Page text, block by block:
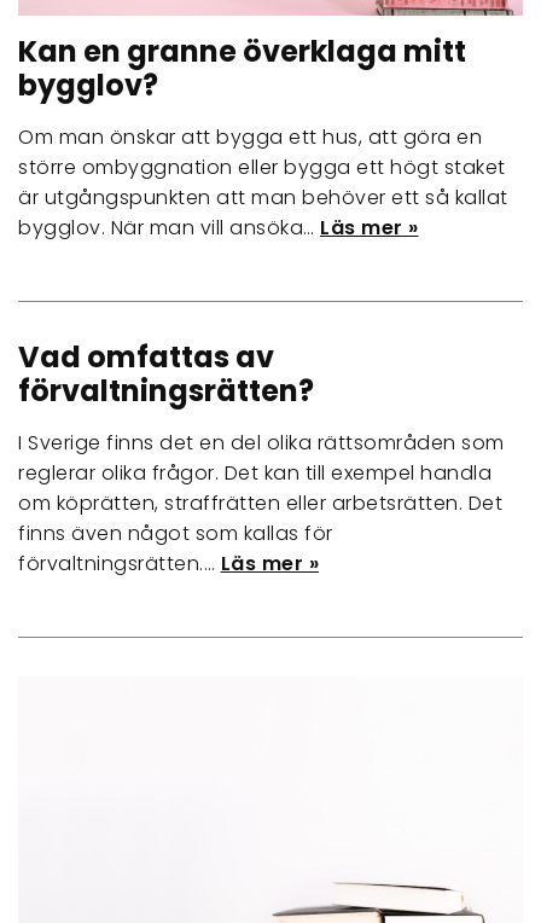
Kan en granne överklaga mitt
bygglov?
Om man önskar att bygga ett hus, att göra en
större ombyggnation eller bygga ett högt staket
är utgångspunkten att man behöver ett så kallat
bygglov. När man vill ansöka… Läs mer »
Vad omfattas av
förvaltningsrätten?
I Sverige finns det en del olika rättsområden som
reglerar olika frågor. Det kan till exempel handla
om köprätten, straffrätten eller arbetsrätten. Det
finns även något som kallas för
förvaltningsrätten.… Läs mer »